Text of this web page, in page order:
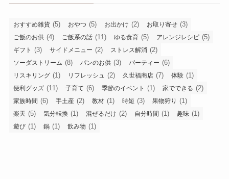
おすすめ雑貨 (5) おやつ (5) お出かけ (2) お取り寄せ (3)
ご飯のお供 (4) ご飯系の話 (11) ゆる食育 (5) アレンジレシピ (5)
ギフト (3) サイドメニュー (2) ストレス解消 (2)
ソーダストリーム (8) パンのお供 (3) パーティー (6)
リスキリング (1) リフレッシュ (2) 久世福商店 (7) 体験 (1)
便利グッズ (11) 子育て (6) 季節のイベント (1) 家でできる (2)
家族時間 (6) 手土産 (2) 教材 (1) 時短 (3) 果物狩り (1)
楽天 (5) 気分転換 (1) 混ぜるだけ (2) 自分時間 (1) 趣味 (1)
遊び (1) 鍋 (1) 飲み物 (1)